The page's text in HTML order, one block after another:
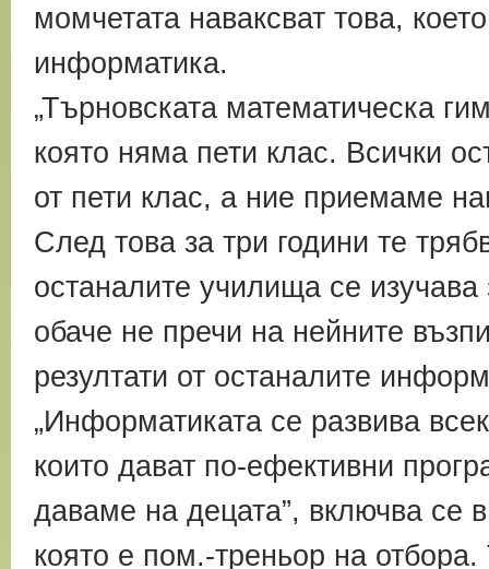
момчетата наваксват това,
информатика.
„Търновската математическа
която няма пети клас. Всички
от пети клас, а ние приемаме
След това за три години те
останалите училища се
обаче не пречи на нейните
резултати от останалите
„Информатиката се развива
които дават по-ефективни
даваме на децата”, включва се
която е пом.-треньор на